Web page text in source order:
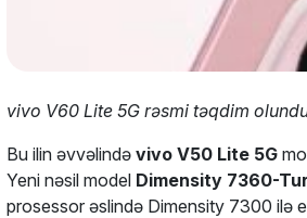
vivo V60 Lite 5G rəsmi təqdim
Bu ilin əvvəlində vivo V50 Lite 5G
Yeni nəsil model Dimensity 7360-
prosessor əslində Dimensity 7300 ilə